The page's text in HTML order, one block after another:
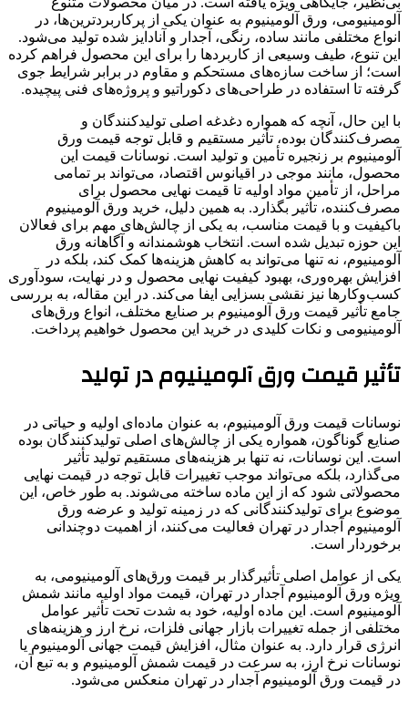
آلومینیومی، ورق آلومینیوم به عنوان یکی از پرکاربردترین‌ها، در
انواع مختلفی مانند ساده، رنگی، آجدار و آنادایز شده تولید می‌شود.
این تنوع، طیف وسیعی از کاربردها را برای این محصول فراهم کرده
است؛ از ساخت سازه‌های مستحکم و مقاوم در برابر شرایط جوی
گرفته تا استفاده در طراحی‌های دکوراتیو و پروژه‌های فنی پیچیده.
با این حال، آنچه که همواره دغدغه اصلی تولیدکنندگان و
مصرف‌کنندگان بوده، تأثیر مستقیم و قابل توجه قیمت ورق
آلومینیوم بر زنجیره تأمین و تولید است. نوسانات قیمت این
محصول، مانند موجی در اقیانوس اقتصاد، می‌تواند بر تمامی
مراحل، از تأمین مواد اولیه تا قیمت نهایی محصول برای
مصرف‌کننده، تأثیر بگذارد. به همین دلیل، خرید ورق آلومینیوم
باکیفیت و با قیمت مناسب، به یکی از چالش‌های مهم برای فعالان
این حوزه تبدیل شده است. انتخاب هوشمندانه و آگاهانه ورق
آلومینیوم، نه تنها می‌تواند به کاهش هزینه‌ها کمک کند، بلکه در
افزایش بهره‌وری، بهبود کیفیت نهایی محصول و در نهایت، سودآوری
کسب‌وکارها نیز نقشی بسزایی ایفا می‌کند. در این مقاله، به بررسی
جامع تأثیر قیمت ورق آلومینیوم بر صنایع مختلف، انواع ورق‌های
آلومینیومی و نکات کلیدی در خرید این محصول خواهیم پرداخت.
تأثیر قیمت ورق آلومینیوم در تولید
نوسانات قیمت ورق آلومینیوم، به عنوان ماده‌ای اولیه و حیاتی در
صنایع گوناگون، همواره یکی از چالش‌های اصلی تولیدکنندگان بوده
است. این نوسانات، نه تنها بر هزینه‌های مستقیم تولید تأثیر
می‌گذارد، بلکه می‌تواند موجب تغییرات قابل توجه در قیمت نهایی
محصولاتی شود که از این ماده ساخته می‌شوند. به طور خاص، این
موضوع برای تولیدکنندگانی که در زمینه تولید و عرضه ورق
آلومینیوم آجدار در تهران فعالیت می‌کنند، از اهمیت دوچندانی
برخوردار است.
یکی از عوامل اصلی تأثیرگذار بر قیمت ورق‌های آلومینیومی، به
ویژه ورق آلومینیوم آجدار در تهران، قیمت مواد اولیه مانند شمش
آلومینیوم است. این ماده اولیه، خود به شدت تحت تأثیر عوامل
مختلفی از جمله تغییرات بازار جهانی فلزات، نرخ ارز و هزینه‌های
انرژی قرار دارد. به عنوان مثال، افزایش قیمت جهانی آلومینیوم یا
نوسانات نرخ ارز، به سرعت در قیمت شمش آلومینیوم و به تبع آن،
در قیمت ورق آلومینیوم آجدار در تهران منعکس می‌شود.